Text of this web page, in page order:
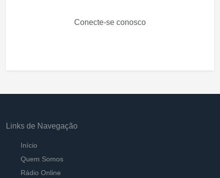
Conecte-se conosco
Links de Navegação
Início
Quem Somos
Rádio Online